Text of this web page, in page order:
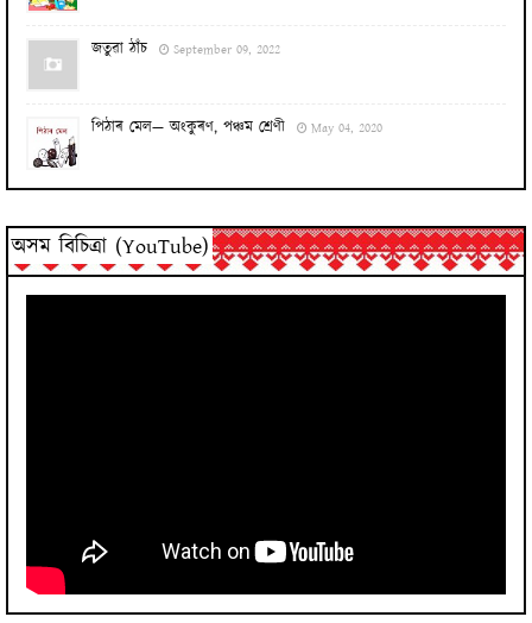
জতুৱা ঠাঁচ September 09, 2022
পিঠাৰ মেল— অংকুৰণ, পঞ্চম শ্ৰেণী May 04, 2020
অসম বিচিত্ৰা (YouTube)